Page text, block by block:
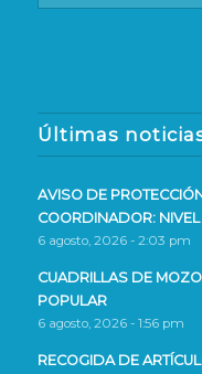
Últimas
AVISO DE
COORDINADOR:
6 agosto, 2026 - 2:03 pm
CUADRILLAS DE
POPULAR
6 agosto, 2026 - 1:56 pm
RECOGIDA DE